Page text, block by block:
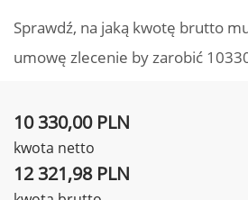
Sprawdź, na jaką kwotę brutto
umowę zlecenie by zarobić
10 330,00 PLN
kwota netto
12 321,98 PLN